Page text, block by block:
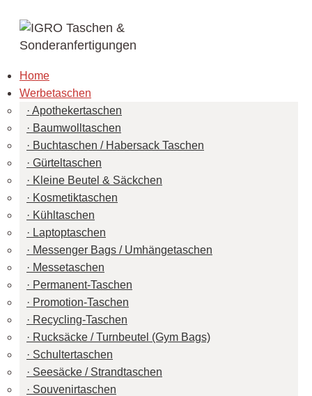
Home
Werbetaschen
Apothekertaschen
Baumwolltaschen
Buchtaschen / Habersack Taschen
Gürteltaschen
Kleine Beutel & Säckchen
Kosmetiktaschen
Kühltaschen
Laptoptaschen
Messenger Bags / Umhängetaschen
Messetaschen
Permanent-Taschen
Promotion-Taschen
Recycling-Taschen
Rucksäcke / Turnbeutel (Gym Bags)
Schultertaschen
Seesäcke / Strandtaschen
Souvenirtaschen